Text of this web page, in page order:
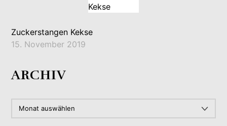
Zuckerstangen Kekse
15. November 2019
ARCHIV